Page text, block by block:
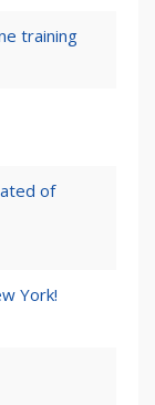
training
of
York!